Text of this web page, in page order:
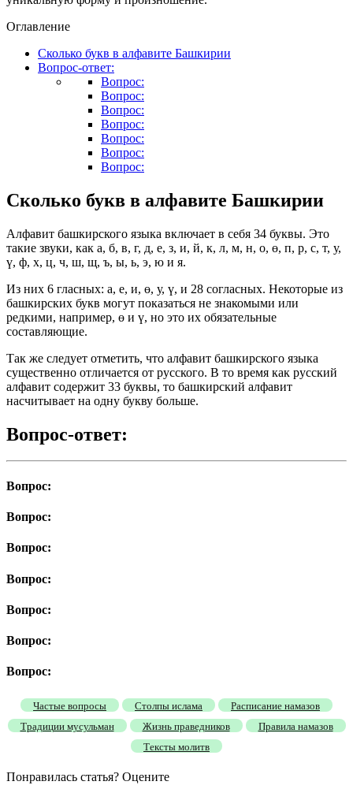
Оглавление
Сколько букв в алфавите Башкирии
Вопрос-ответ:
Вопрос:
Вопрос:
Вопрос:
Вопрос:
Вопрос:
Вопрос:
Вопрос:
Сколько букв в алфавите Башкирии
Алфавит башкирского языка включает в себя 34 буквы. Это
такие звуки, как а, б, в, г, д, е, з, и, й, к, л, м, н, о, ө, п, р, с, т, у,
ү, ф, х, ц, ч, ш, щ, ъ, ы, ь, э, ю и я.
Из них 6 гласных: а, е, и, ө, у, ү, и 28 согласных. Некоторые из
башкирских букв могут показаться не знакомыми или
редкими, например, ө и ү, но это их обязательные
составляющие.
Так же следует отметить, что алфавит башкирского языка
существенно отличается от русского. В то время как русский
алфавит содержит 33 буквы, то башкирский алфавит
насчитывает на одну букву больше.
Вопрос-ответ:
Вопрос:
Вопрос:
Вопрос:
Вопрос:
Вопрос:
Вопрос:
Вопрос:
Частые вопросы Столпы ислама
Расписание намазов
Традиции мусульман
Жизнь праведников
Правила намазов
Тексты молитв
Понравилась статья? Оцените